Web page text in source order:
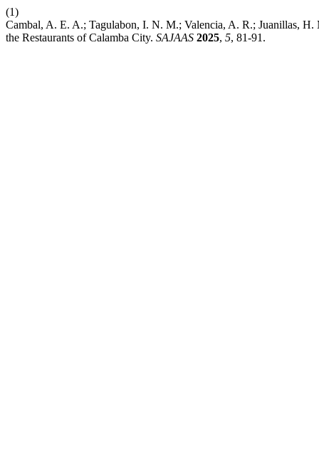
(1)
Cambal, A. E. A.; Tagulabon, I. N. M.; Valencia, A. R.; Juanillas,
the Restaurants of Calamba City. SAJAAS 2025, 5, 81-91.